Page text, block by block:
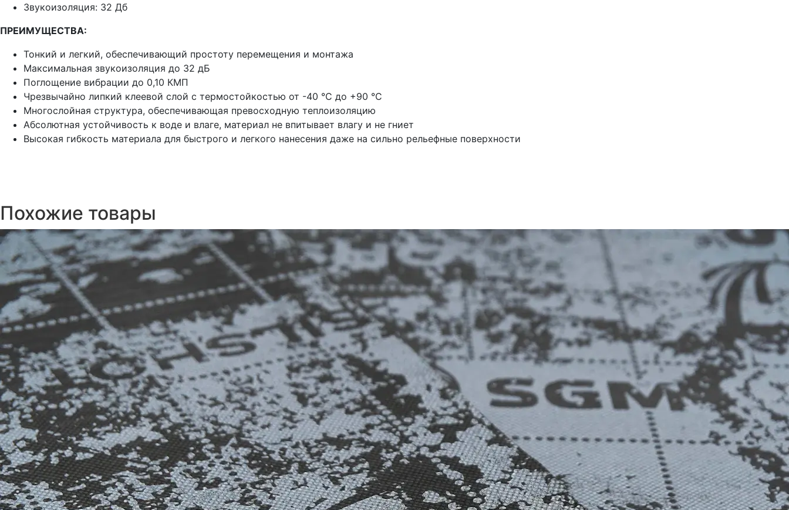
Звукоизоляция: 32 Дб
ПРЕИМУЩЕСТВА:
Тонкий и легкий, обеспечивающий простоту перемещения и монтажа
Максимальная звукоизоляция до 32 дБ
Поглощение вибрации до 0,10 КМП
Чрезвычайно липкий клеевой слой с термостойкостью от -40 °С до +90 °С
Многослойная структура, обеспечивающая превосходную теплоизоляцию
Абсолютная устойчивость к воде и влаге, материал не впитывает влагу и не гниет
Высокая гибкость материала для быстрого и легкого нанесения даже на сильно рельефные поверхности
Похожие товары